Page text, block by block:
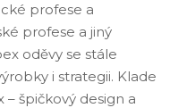
profese a
profese a jiný
oděvy se stále
i strategii. Klade
– špičkový design a